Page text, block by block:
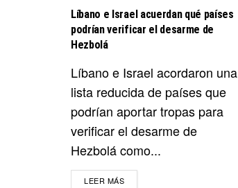
Líbano e Israel acuerdan qué países
podrían verificar el desarme de
Hezbolá
Líbano e Israel acordaron una
lista reducida de países que
podrían aportar tropas para
verificar el desarme de
Hezbolá como...
LEER MÁSDETAILS